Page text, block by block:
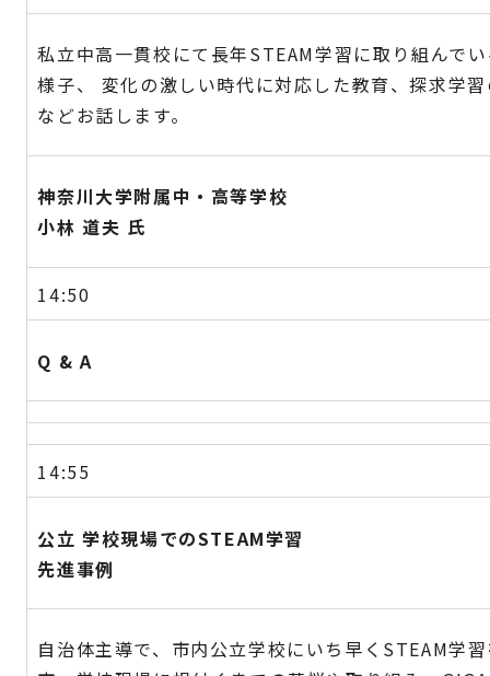
私立中高一貫校にて長年STEAM学習に取り組んで
様子、 変化の激しい時代に対応した教育、探求学
などお話します。
神奈川大学附属中・高等学校
小林 道夫 氏
14:50
Q & A
14:55
公立 学校現場でのSTEAM学習
先進事例
自治体主導で、市内公立学校にいち早くSTEAM学